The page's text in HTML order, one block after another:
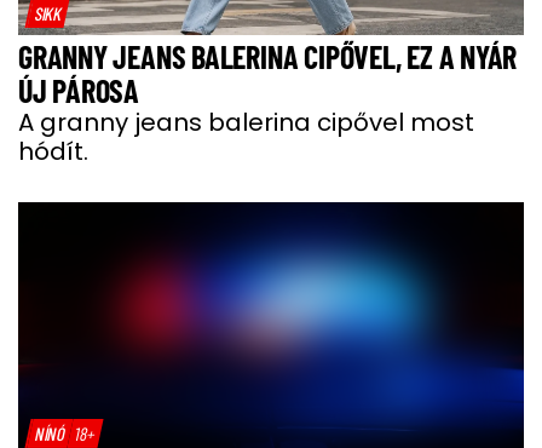
SIKK
GRANNY JEANS BALERINA CIPŐVEL, EZ A NYÁR
ÚJ PÁROSA
A granny jeans balerina cipővel most
hódít.
NÍNÓ 18+